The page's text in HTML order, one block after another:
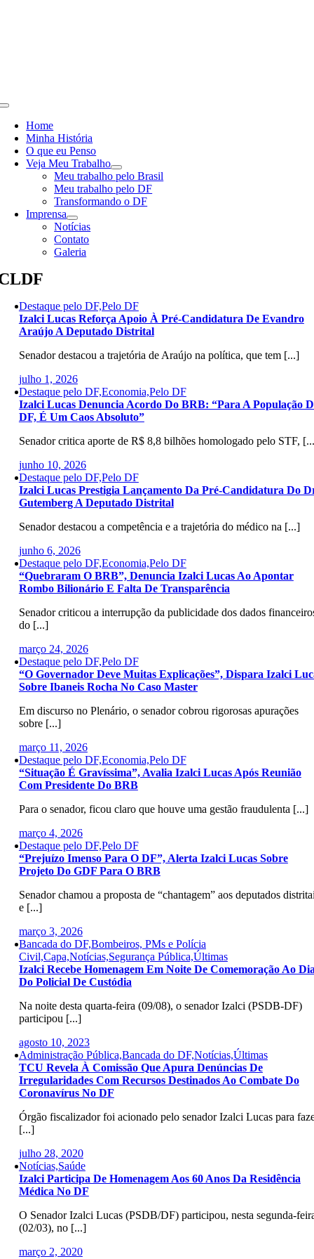
Toggle
NavigationHome
Minha História
O que eu Penso
Veja Meu Trabalho
Meu trabalho pelo Brasil
Meu trabalho pelo DF
Transformando o DF
Imprensa
Notícias
Contato
Galeria
Destaque pelo DF,Pelo DF
Izalci Lucas Reforça Apoio À Pré-Candidatura De Evandro
Araújo A Deputado Distrital
Senador destacou a trajetória de Araújo na política, que tem [...]
julho 1, 2026
Destaque pelo DF,Economia,Pelo DF
Izalci Lucas Denuncia Acordo Do BRB: “Para A População
DF, É Um Caos Absoluto”
Senador critica aporte de R$ 8,8 bilhões homologado pelo STF,
junho 10, 2026
Destaque pelo DF,Pelo DF
Izalci Lucas Prestigia Lançamento Da Pré-Candidatura Do
Gutemberg A Deputado Distrital
Senador destacou a competência e a trajetória do médico na [...]
junho 6, 2026
Destaque pelo DF,Economia,Pelo DF
“Quebraram O BRB”, Denuncia Izalci Lucas Ao Apontar
Rombo Bilionário E Falta De Transparência
Senador criticou a interrupção da publicidade dos dados
do [...]
março 24, 2026
Destaque pelo DF,Pelo DF
“O Governador Deve Muitas Explicações”, Dispara Izalci
Sobre Ibaneis Rocha No Caso Master
Em discurso no Plenário, o senador cobrou rigorosas apurações
sobre [...]
março 11, 2026
Destaque pelo DF,Economia,Pelo DF
“Situação É Gravíssima”, Avalia Izalci Lucas Após Reunião
Com Presidente Do BRB
Para o senador, ficou claro que houve uma gestão fraudulenta [...]
março 4, 2026
Destaque pelo DF,Pelo DF
“Prejuízo Imenso Para O DF”, Alerta Izalci Lucas Sobre
Projeto Do GDF Para O BRB
Senador chamou a proposta de “chantagem” aos deputados
e [...]
março 3, 2026
Bancada do DF,Bombeiros, PMs e Polícia
Civil,Capa,Notícias,Segurança Pública,Últimas
Izalci Recebe Homenagem Em Noite De Comemoração Ao
Do Policial De Custódia
Na noite desta quarta-feira (09/08), o senador Izalci (PSDB-DF)
participou [...]
agosto 10, 2023
Administração Pública,Bancada do DF,Notícias,Últimas
TCU Revela À Comissão Que Apura Denúncias De
Irregularidades Com Recursos Destinados Ao Combate Do
Coronavírus No DF
Órgão fiscalizador foi acionado pelo senador Izalci Lucas para
[...]
julho 28, 2020
Notícias,Saúde
Izalci Participa De Homenagem Aos 60 Anos Da Residência
Médica No DF
O Senador Izalci Lucas (PSDB/DF) participou, nesta segunda-
(02/03), no [...]
março 2, 2020